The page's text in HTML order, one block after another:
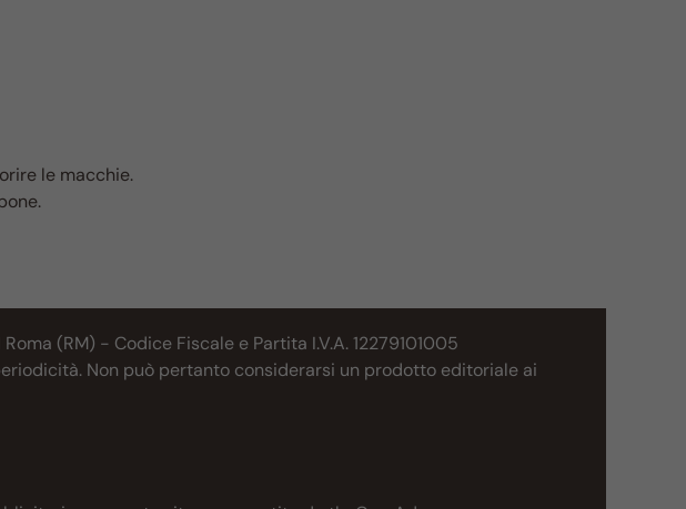
le macchie.
(RM) - Codice Fiscale e Partita I.V.A. 12279101005
Non può pertanto considerarsi un prodotto editoriale ai